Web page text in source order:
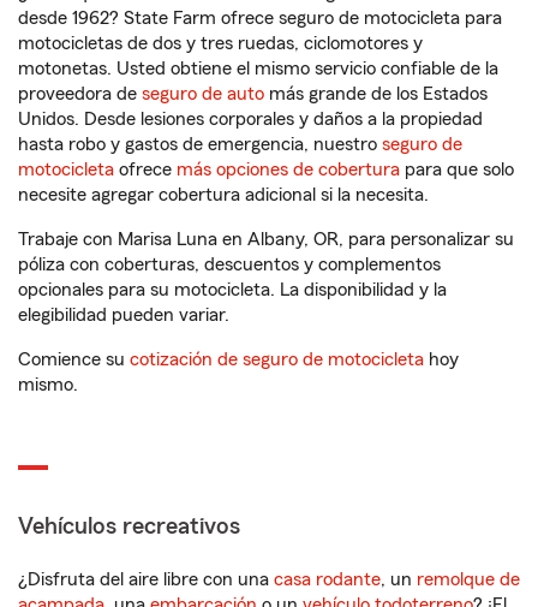
desde 1962? State Farm ofrece seguro de motocicleta para
motocicletas de dos y tres ruedas, ciclomotores y
motonetas. Usted obtiene el mismo servicio confiable de la
proveedora de seguro de auto más grande de los Estados
Unidos. Desde lesiones corporales y daños a la propiedad
hasta robo y gastos de emergencia, nuestro seguro de
motocicleta ofrece más opciones de cobertura para que solo
necesite agregar cobertura adicional si la necesita.
Trabaje con Marisa Luna en Albany, OR, para personalizar su
póliza con coberturas, descuentos y complementos
opcionales para su motocicleta. La disponibilidad y la
elegibilidad pueden variar.
Comience su cotización de seguro de motocicleta hoy
mismo.
Vehículos recreativos
¿Disfruta del aire libre con una casa rodante, un remolque de